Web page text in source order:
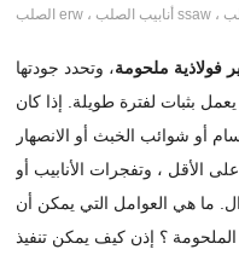
فولاذية ملحومة، وتحدد جودتها
بثبات لفترة طويلة. إذا كان
أو شوائب الخبث أو الانصهار
الأقل ، وتفجرات الأنابيب أو
ما هي العوامل التي يمكن أن
الملحومة ؟ إذن كيف يمكن تنفيذ